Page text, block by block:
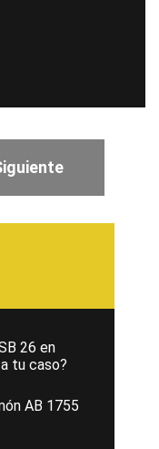
26 en
tu caso?
AB 1755